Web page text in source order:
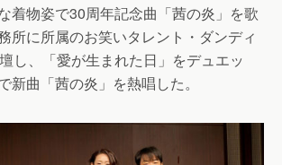
着物姿で30周年記念曲「茜の炎」を歌
所に所属のお笑いタレント・ダンディ
し、「愛が生まれた日」をデュエッ
新曲「茜の炎」を熱唱した。